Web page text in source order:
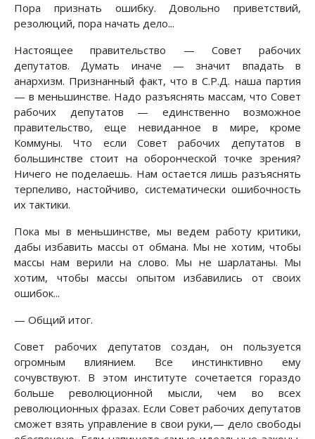
Пора признать ошибку. Довольно приветствий,
резолюций, пора начать дело...
Настоящее правительство — Совет рабочих
депутатов. Думать иначе — значит впадать в
анархизм. Признанный факт, что в С.Р.Д. наша партия
— в меньшинстве. Надо разъяснять массам, что Совет
рабочих депутатов — единственно возможное
правительство, еще невиданное в мире, кроме
Коммуны. Что если Совет рабочих депутатов в
большинстве стоит на оборонческой точке зрения?
Ничего не поделаешь. Нам остается лишь разъяснять
терпеливо, настойчиво, систематически ошибочность
их тактики.
Пока мы в меньшинстве, мы ведем работу критики,
дабы избавить массы от обмана. Мы не хотим, чтобы
массы нам верили на слово. Мы не шарлатаны. Мы
хотим, чтобы массы опытом избавились от своих
ошибок...
— Общий итог.
Совет рабочих депутатов создан, он пользуется
огромным влиянием. Все инстинктивно ему
сочувствуют. В этом институте сочетается гораздо
больше революционной мысли, чем во всех
революционных фразах. Если Совет рабочих депутатов
сможет взять управление в свои руки,— дело свободы